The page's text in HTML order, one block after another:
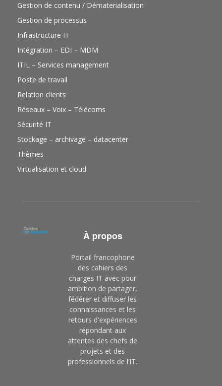
Gestion de contenu / Dématerialisation
Gestion de processus
Infrastructure IT
Intégration – EDI – MDM
ITIL – Services management
Poste de travail
Relation clients
Réseaux – Voix – Télécoms
Sécurité IT
Stockage – archivage – datacenter
Thèmes
Virtualisation et cloud
À propos
Portail francophone
des cahiers des
charges IT avec pour
ambition de partager,
fédérer et diffuser les
connaissances et les
retours d'expériences
répondant aux
attentes des chefs de
projets et des
professionnels de l’IT.